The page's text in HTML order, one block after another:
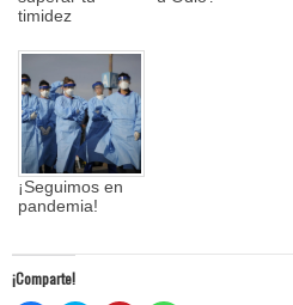
timidez
¡Seguimos en
pandemia!
¡Comparte!